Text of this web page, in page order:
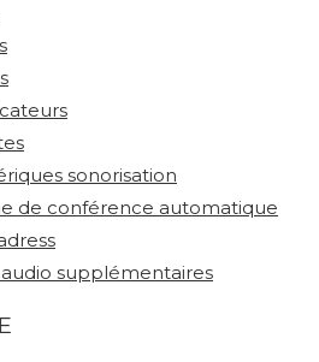
sonorisation
de conférence automatique
supplémentaires